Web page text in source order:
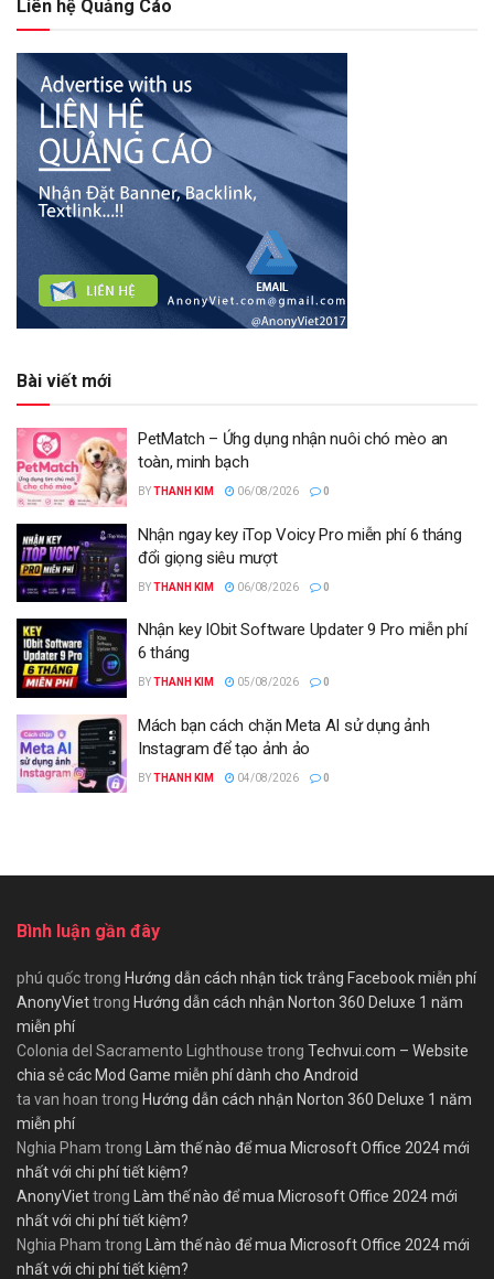
Liên hệ Quảng Cáo
Bài viết mới
PetMatch – Ứng dụng nhận nuôi chó mèo an
toàn, minh bạch
BYTHANH KIM 06/08/2026 0
Nhận ngay key iTop Voicy Pro miễn phí 6 tháng
đổi giọng siêu mượt
BYTHANH KIM 06/08/2026 0
Nhận key IObit Software Updater 9 Pro miễn phí
6 tháng
BYTHANH KIM 05/08/2026 0
Mách bạn cách chặn Meta AI sử dụng ảnh
Instagram để tạo ảnh ảo
BYTHANH KIM 04/08/2026 0
Bình luận gần đây
phú quốctrong Hướng dẫn cách nhận tick trắng Facebook miễn phí
AnonyViettrong Hướng dẫn cách nhận Norton 360 Deluxe 1 năm
miễn phí
Colonia del Sacramento Lighthouse trong Techvui.com – Website
chia sẻ các Mod Game miễn phí dành cho Android
ta van hoan trong Hướng dẫn cách nhận Norton 360 Deluxe 1 năm
miễn phí
Nghia Pham trong Làm thế nào để mua Microsoft Office 2024 mới
nhất với chi phí tiết kiệm?
AnonyViettrong Làm thế nào để mua Microsoft Office 2024 mới
nhất với chi phí tiết kiệm?
Nghia Pham trong Làm thế nào để mua Microsoft Office 2024 mới
nhất với chi phí tiết kiệm?